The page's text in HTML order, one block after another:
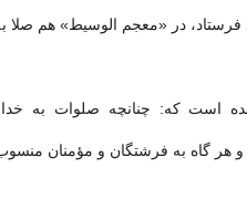
فرستاد، در «معجم الوسیط» هم صلا
است كه: چنانچه صلوات به
گاه به فرشتگان و مؤمنان